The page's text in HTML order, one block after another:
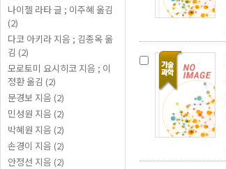
나이젤 라타 글 ; 이주혜 옮김
(2)
다코 아키라 지음 ; 김종옥 옮
김 (2)
모로토미 요시히코 지음 ; 이
정환 옮김 (2)
문경보 지음 (2)
민성원 지음 (2)
박혜원 지음 (2)
손경이 지음 (2)
안정선 지음 (2)